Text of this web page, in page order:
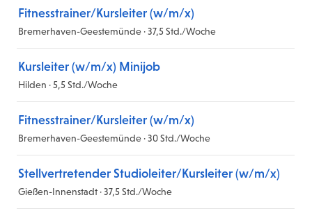
Fitnesstrainer/Kursleiter (w/m/x)
Bremerhaven-Geestemünde · 37,5 Std./Woche
Kursleiter (w/m/x) Minijob
Hilden · 5,5 Std./Woche
Fitnesstrainer/Kursleiter (w/m/x)
Bremerhaven-Geestemünde · 30 Std./Woche
Stellvertretender Studioleiter/Kursleiter (w/m/x)
Gießen-Innenstadt · 37,5 Std./Woche